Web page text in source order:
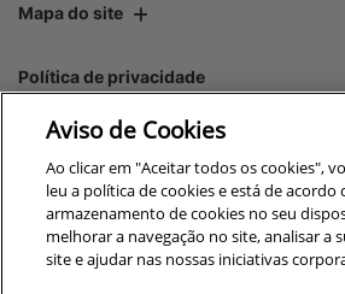
Mapa do site
Política de privacidade
CNPJ: 00.970.771/
No trânsito, enxergar o outro
Aviso de Cookies
Ao clicar em "Aceitar todos os cookies",
leu a política de cookies e está de acordo
armazenamento de cookies no seu
melhorar a navegação no site, analisar a
site e ajudar nas nossas iniciativas